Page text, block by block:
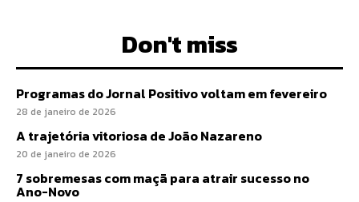
Don't miss
Programas do Jornal Positivo voltam em fevereiro
28 de janeiro de 2026
A trajetória vitoriosa de João Nazareno
20 de janeiro de 2026
7 sobremesas com maçã para atrair sucesso no
Ano-Novo